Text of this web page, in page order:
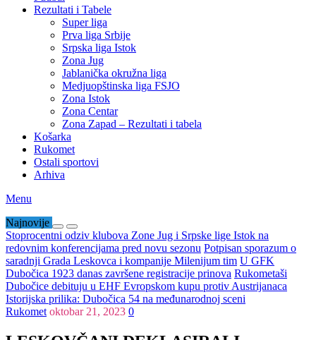
Rezultati i Tabele
Super liga
Prva liga Srbije
Srpska liga Istok
Zona Jug
Jablanička okružna liga
Medjuopštinska liga FSJO
Zona Istok
Zona Centar
Zona Zapad – Rezultati i tabela
Košarka
Rukomet
Ostali sportovi
Arhiva
Menu
Najnovije
Stoprocentni odziv klubova Zone Jug i Srpske lige Istok na
redovnim konferencijama pred novu sezonu Potpisan sporazum o
saradnji Grada Leskovca i kompanije Milenijum tim U GFK
Dubočica 1923 danas završene registracije prinova Rukometaši
Dubočice debituju u EHF Evropskom kupu protiv Austrijanaca
Istorijska prilika: Dubočica 54 na međunarodnoj sceni
Rukomet oktobar 21, 2023 0